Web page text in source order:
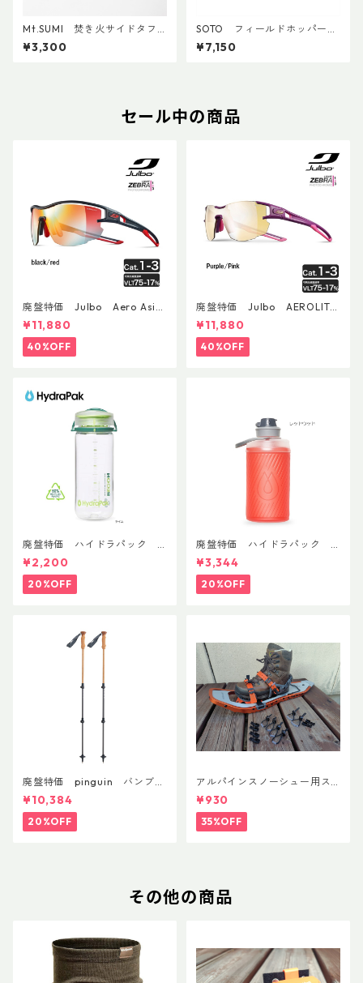
Mt.SUMI 焚き火サイドタフ
テーブルミニ
¥3,300
SOTO フィールドホッパー
ST-630
¥7,150
セール中の商品
廃盤特価 Julbo Aero Asia
nFit
¥11,880
40%OFF
廃盤特価 Julbo AEROLITE
AsianFit
¥11,880
40%OFF
廃盤特価 ハイドラパック
リーコン ツイスト＆シップ 50
0ml
¥2,200
20%OFF
廃盤特価 ハイドラパック
フラックス 750ml
¥3,344
20%OFF
廃盤特価 pinguin バンブー
FLフォーム(ペア)
¥10,384
20%OFF
アルパインスノーシュー用ス
トラップキャッチ(ペア)
¥930
35%OFF
その他の商品